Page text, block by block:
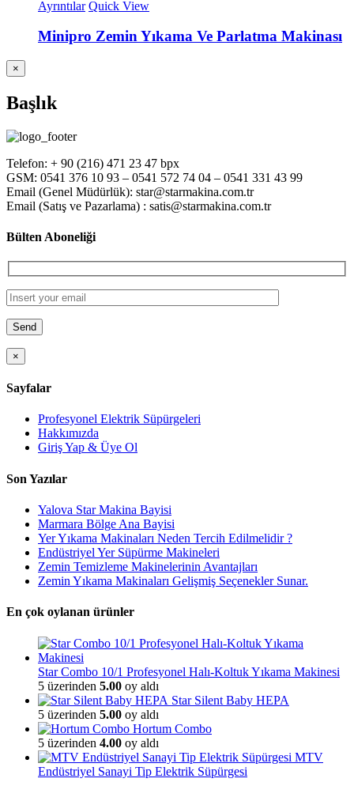
Ayrıntılar Quick View
Minipro Zemin Yıkama Ve Parlatma Makinası
Close
product
view
×
Başlık
Telefon: + 90 (216) 471 23 47 bpx
GSM: 0541 376 10 93 – 0541 572 74 04 – 0541 331 43 99
Email (Genel Müdürlük): star@starmakina.com.tr
Email (Satış ve Pazarlama) : satis@starmakina.com.tr
Bülten Aboneliği
×
Sayfalar
Profesyonel Elektrik Süpürgeleri
Hakkımızda
Giriş Yap & Üye Ol
Son Yazılar
Yalova Star Makina Bayisi
Marmara Bölge Ana Bayisi
Yer Yıkama Makinaları Neden Tercih Edilmelidir ?
Endüstriyel Yer Süpürme Makineleri
Zemin Temizleme Makinelerinin Avantajları
Zemin Yıkama Makinaları Gelişmiş Seçenekler Sunar.
En çok oylanan ürünler
Star Combo 10/1 Profesyonel Halı-Koltuk Yıkama Makinesi
5 üzerinden 5.00 oy aldı
Star Silent Baby HEPA
5 üzerinden 5.00 oy aldı
Hortum Combo
5 üzerinden 4.00 oy aldı
MTV
Endüstriyel Sanayi Tip Elektrik Süpürgesi